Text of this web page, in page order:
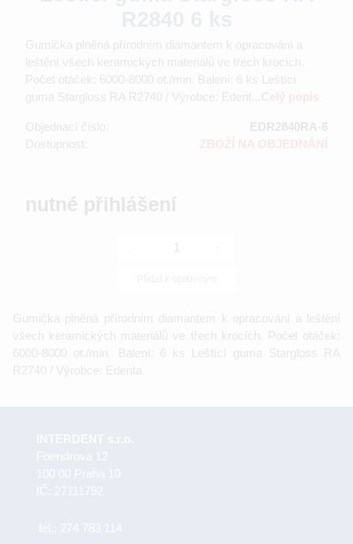
Gumička plněná přírodním diamantem k opracování a
leštění všech keramických materiálů ve třech krocích.
Počet otáček: 6000-8000 ot./min. Balení: 6 ks Leštící
guma Stargloss RA R2740 / Výrobce: Edent...
Objednací číslo:
EDR2840RA-6
Dostupnost:
ZBOŽÍ NA OBJEDNÁNÍ
nutné přihlášení
Gumička plněná přírodním diamantem k opracování a leštění
všech keramických materiálů ve třech krocích. Počet otáček:
6000-8000 ot./min. Balení: 6 ks Leštící guma Stargloss RA
R2740 / Výrobce: Edenta